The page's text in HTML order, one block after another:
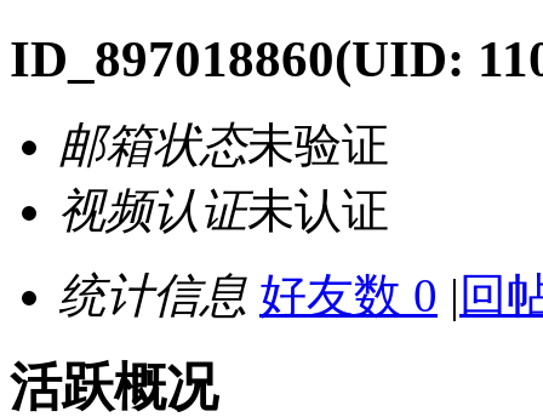
ID_897018860(UID:
邮箱状态未验证
视频认证未认证
统计信息 好友数 0 | 回
活跃概况